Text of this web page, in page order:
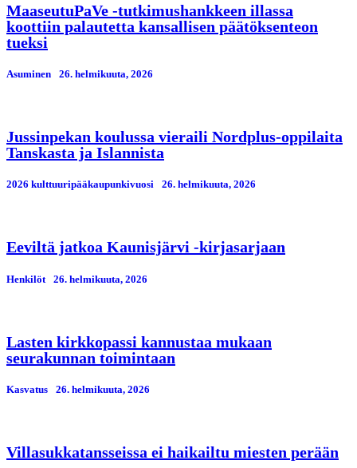
MaaseutuPaVe -tutkimushankkeen illassa
koottiin palautetta kansallisen päätöksenteon
tueksi
Asuminen 26. helmikuuta, 2026
Jussinpekan koulussa vieraili Nordplus-oppilaita
Tanskasta ja Islannista
2026 kulttuuripääkaupunkivuosi 26. helmikuuta, 2026
Eeviltä jatkoa Kaunisjärvi -kirjasarjaan
Henkilöt 26. helmikuuta, 2026
Lasten kirkkopassi kannustaa mukaan
seurakunnan toimintaan
Kasvatus 26. helmikuuta, 2026
Villasukkatansseissa ei haikailtu miesten perään